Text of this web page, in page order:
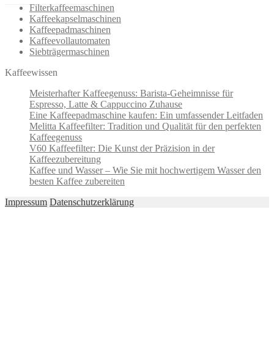
Filterkaffeemaschinen
Kaffeekapselmaschinen
Kaffeepadmaschinen
Kaffeevollautomaten
Siebträgermaschinen
Kaffeewissen
Meisterhafter Kaffeegenuss: Barista-Geheimnisse für
Espresso, Latte & Cappuccino Zuhause
Eine Kaffeepadmaschine kaufen: Ein umfassender Leitfaden
Melitta Kaffeefilter: Tradition und Qualität für den perfekten
Kaffeegenuss
V60 Kaffeefilter: Die Kunst der Präzision in der
Kaffeezubereitung
Kaffee und Wasser – Wie Sie mit hochwertigem Wasser den
besten Kaffee zubereiten
Impressum Datenschutzerklärung